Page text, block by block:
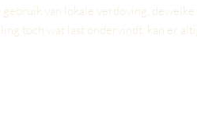
van lokale verdoving,
toch wat last ondervindt, kan er